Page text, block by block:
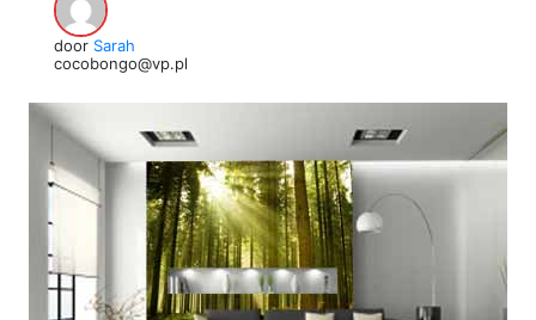
door Sarah
cocobongo@vp.pl